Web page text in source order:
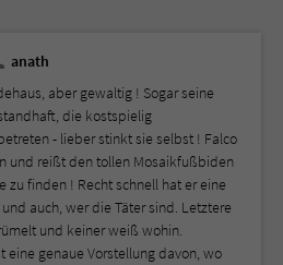
anath
aber gewaltig ! Sogar seine
die kostspielig
- lieber stinkt sie selbst ! Falco
und reißt den tollen Mosaikfußbiden
zu finden ! Recht schnell hat er eine
auch, wer die Täter sind. Letztere
und keiner weiß wohin.
eine genaue Vorstellung davon, wo